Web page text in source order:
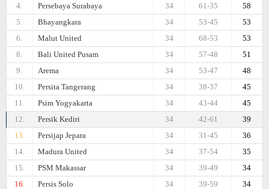
4.
Persebaya Surabaya 58
61-35
34
5.
Bhayangkara 53
53-45
34
6.
Malut United 53
68-53
34
8.
Bali United Pusam 51
57-48
34
9.
Arema 48
53-47
34
10.
Persita Tangerang 45
38-37
34
11.
Psim Yogyakarta 45
43-44
34
12.
Persik Kediri 39
42-61
34
13.
Persijap Jepara 36
31-45
34
14.
Madura United 35
37-54
34
15.
PSM Makassar 34
39-49
34
16.
Persis Solo 34
39-59
34